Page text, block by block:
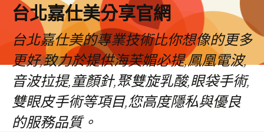
內
台北嘉仕美分享官網
台北嘉仕美的專業技術比你想像的更多
更好,致力於提供海芙媚必提,鳳凰電波,
音波拉提,童顏針,聚雙旋乳酸,眼袋手術,
雙眼皮手術等項目,您高度隱私與優良
的服務品質。